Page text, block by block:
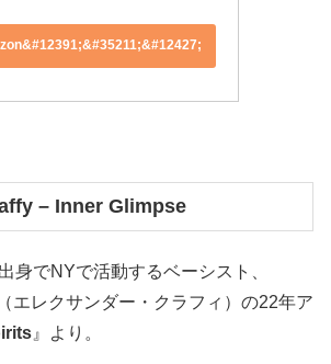
– Inner Glimpse
身でNYで活動するベーシスト、
（エレクサンダー・クラフィ）の22年ア
』より。